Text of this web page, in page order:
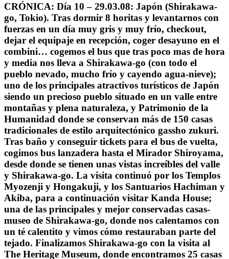
CRÓNICA: Día 10 – 29.03.08: Japón (Shirakawa-
go, Tokio). Tras dormir 8 horitas y levantarnos con
fuerzas en un día muy gris y muy frío, checkout,
dejar el equipaje en recepción, coger desayuno en el
combini… cogemos el bus que tras poco mas de hora
y media nos lleva a Shirakawa-go (con todo el
pueblo nevado, mucho frío y cayendo agua-nieve);
uno de los principales atractivos turísticos de Japón
siendo un precioso pueblo situado en un valle entre
montañas y plena naturaleza, y Patrimonio de la
Humanidad donde se conservan más de 150 casas
tradicionales de estilo arquitectónico gassho zukuri.
Tras baño y conseguir tickets para el bus de vuelta,
cogimos bus lanzadera hasta el Mirador Shiroyama,
desde donde se tienen unas vistas increíbles del valle
y Shirakawa-go. La visita continuó por los Templos
Myozenji y Hongakuji, y los Santuarios Hachiman y
Akiba, para a continuación visitar Kanda House;
una de las principales y mejor conservadas casas-
museo de Shirakawa-go, donde nos calentamos con
un té calentito y vimos cómo restauraban parte del
tejado. Finalizamos Shirakawa-go con la visita al
The Heritage Museum, donde encontramos 25 casas